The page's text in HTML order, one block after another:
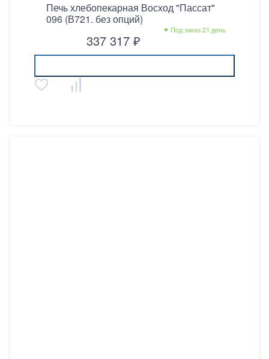
Печь хлебопекарная Восход "Пассат"
096 (В721. без опций)
Под заказ 21 день
337 317 ₽